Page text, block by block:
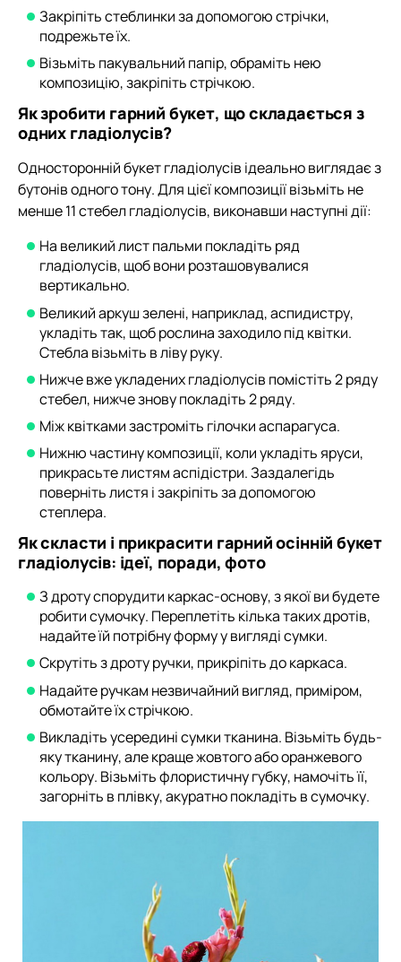
Закріпіть стеблинки за допомогою стрічки,
подрежьте їх.
Візьміть пакувальний папір, обраміть нею
композицію, закріпіть стрічкою.
Як зробити гарний букет, що складається з
одних гладіолусів?
Односторонній букет гладіолусів ідеально виглядає з
бутонів одного тону. Для цієї композиції візьміть не
менше 11 стебел гладіолусів, виконавши наступні дії:
На великий лист пальми покладіть ряд
гладіолусів, щоб вони розташовувалися
вертикально.
Великий аркуш зелені, наприклад, аспидистру,
укладіть так, щоб рослина заходило під квітки.
Стебла візьміть в ліву руку.
Нижче вже укладених гладіолусів помістіть 2 ряду
стебел, нижче знову покладіть 2 ряду.
Між квітками застроміть гілочки аспарагуса.
Нижню частину композиції, коли укладіть яруси,
прикрасьте листям аспідістри. Заздалегідь
поверніть листя і закріпіть за допомогою
степлера.
Як скласти і прикрасити гарний осінній букет
гладіолусів: ідеї, поради, фото
З дроту спорудити каркас-основу, з якої ви будете
робити сумочку. Переплетіть кілька таких дротів,
надайте їй потрібну форму у вигляді сумки.
Скрутіть з дроту ручки, прикріпіть до каркаса.
Надайте ручкам незвичайний вигляд, приміром,
обмотайте їх стрічкою.
Викладіть усередині сумки тканина. Візьміть будь-
яку тканину, але краще жовтого або оранжевого
кольору. Візьміть флористичну губку, намочіть її,
загорніть в плівку, акуратно покладіть в сумочку.